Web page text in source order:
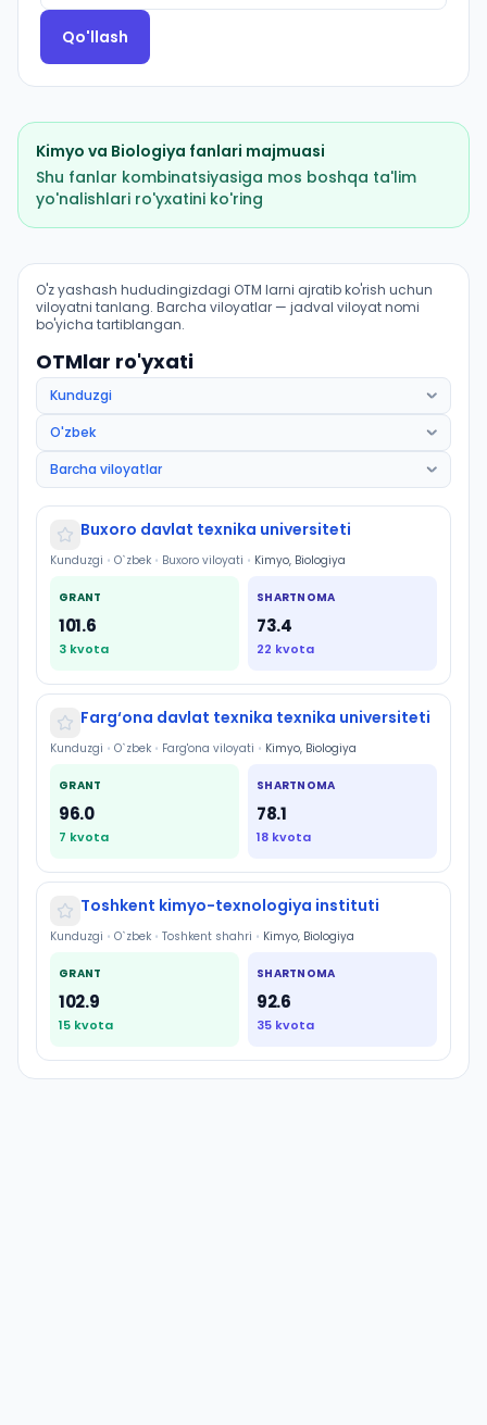
Qo'llash
Kimyo va Biologiya fanlari majmuasi
Shu fanlar kombinatsiyasiga mos boshqa ta'lim
yo'nalishlari ro'yxatini ko'ring
Parfyumeriya-kosmetika mahsulotlari
O'z yashash hududingizdagi OTM larni ajratib ko'rish uchun
viloyatni tanlang. Barcha viloyatlar — jadval viloyat nomi
bo'yicha tartiblangan.
OTMlar ro'yxati
Buxoro davlat texnika universiteti
Kunduzgi • O`zbek • Buxoro viloyati • Kimyo, Biologiya
GRANT
101.6
3 kvota
SHARTNOMA
73.4
22 kvota
Farg‘ona davlat texnika texnika universiteti
Kunduzgi • O`zbek • Farg'ona viloyati • Kimyo, Biologiya
GRANT
96.0
7 kvota
SHARTNOMA
78.1
18 kvota
Toshkent kimyo-texnologiya instituti
Kunduzgi • O`zbek • Toshkent shahri • Kimyo, Biologiya
GRANT
102.9
15 kvota
SHARTNOMA
92.6
35 kvota